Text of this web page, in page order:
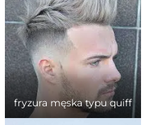
fryzura męska typu quiff